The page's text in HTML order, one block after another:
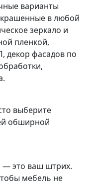
варианты
в любой
зеркало и
пленкой,
декор фасадов по
выберите
обширной
— это ваш штрих.
мебель не